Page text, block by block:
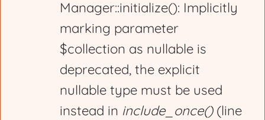
Manager::initialize(): Implicitly
marking parameter
$collection as nullable is
deprecated, the explicit
nullable type must be used
instead in include_once()(line